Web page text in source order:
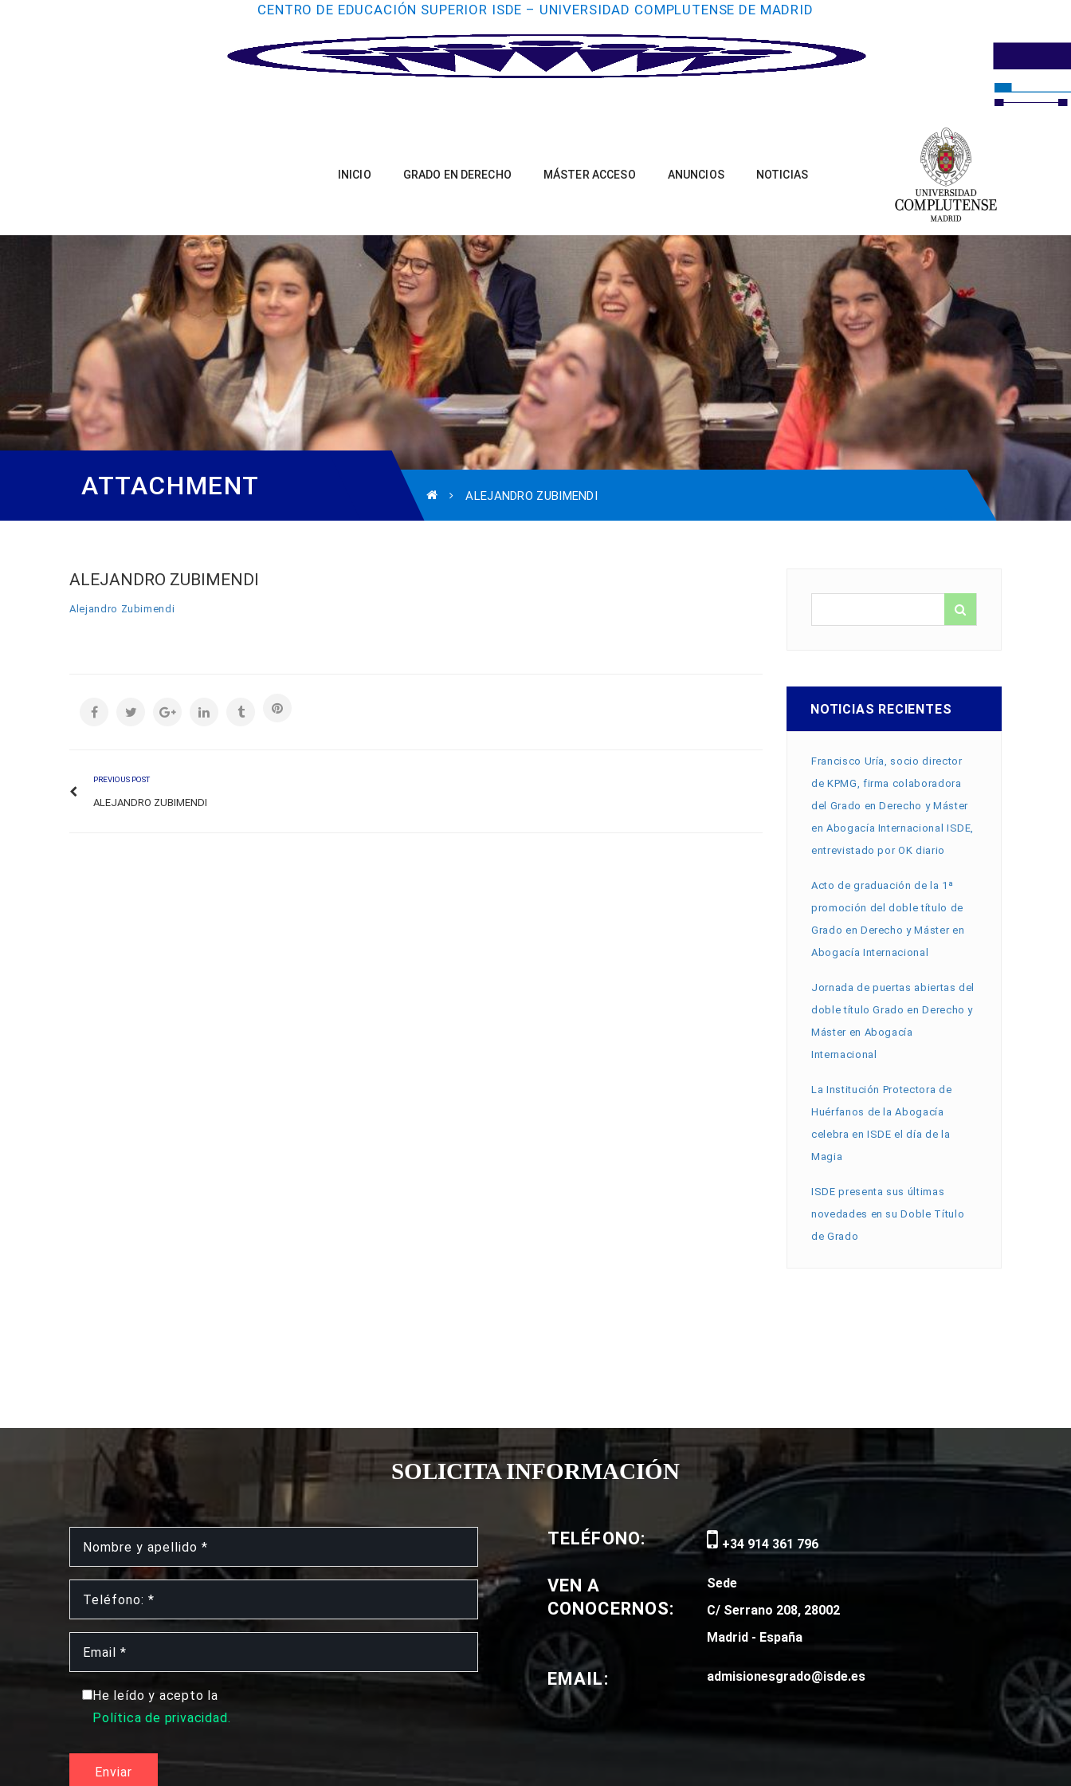
CENTRO DE EDUCACIÓN SUPERIOR ISDE – UNIVERSIDAD COMPLUTENSE DE MADRID
INICIO GRADO EN DERECHO MÁSTER ACCESO ANUNCIOS NOTICIAS
ATTACHMENT ALEJANDRO ZUBIMENDI
ALEJANDRO ZUBIMENDI
Alejandro Zubimendi
PREVIOUS POST
ALEJANDRO ZUBIMENDI
NOTICIAS RECIENTES
Francisco Uría, socio director
de KPMG, firma colaboradora
del Grado en Derecho y Máster
en Abogacía Internacional ISDE,
entrevistado por OK diario
Acto de graduación de la 1ª
promoción del doble título de
Grado en Derecho y Máster en
Abogacía Internacional
Jornada de puertas abiertas del
doble título Grado en Derecho y
Máster en Abogacía
Internacional
La Institución Protectora de
Huérfanos de la Abogacía
celebra en ISDE el día de la
Magia
ISDE presenta sus últimas
novedades en su Doble Título
de Grado
SOLICITA INFORMACIÓN
He leído y acepto la
Política de privacidad.
TELÉFONO: +34 914 361 796
VEN A
CONOCERNOS:
Sede
C/ Serrano 208, 28002
Madrid - España
EMAIL: admisionesgrado@isde.es